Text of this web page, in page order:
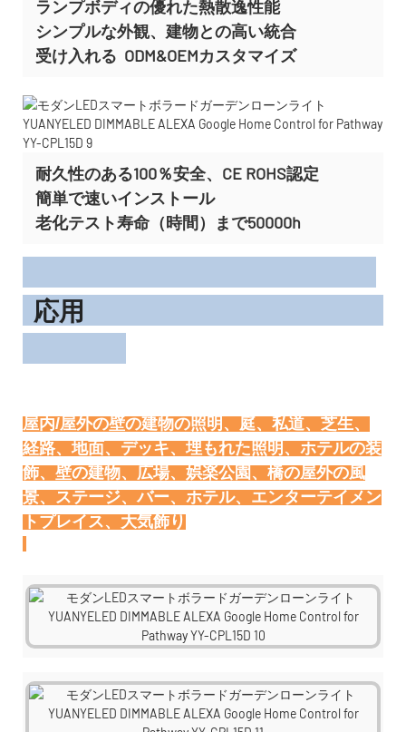
ランプボディの優れた熱散逸性能
シンプルな外観、建物との高い統合
受け入れる ODM&OEMカスタマイズ
耐久性のある100％安全、CE ROHS認定
簡単で速いインストール
老化テスト寿命（時間）まで50000h
応用
屋内/屋外の壁の建物の照明、庭、私道、芝生、
経路、地面、デッキ、埋もれた照明、ホテルの装
飾、壁の建物、広場、娯楽公園、橋の屋外の風
景、ステージ、バー、ホテル、エンターテイメン